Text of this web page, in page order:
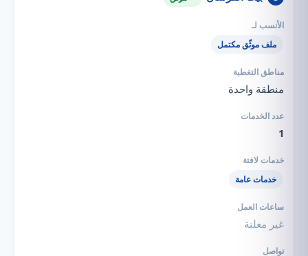
ملف موثّق مكتمل
منطقة واحدة
1
خدمات عامة
غير معلنة